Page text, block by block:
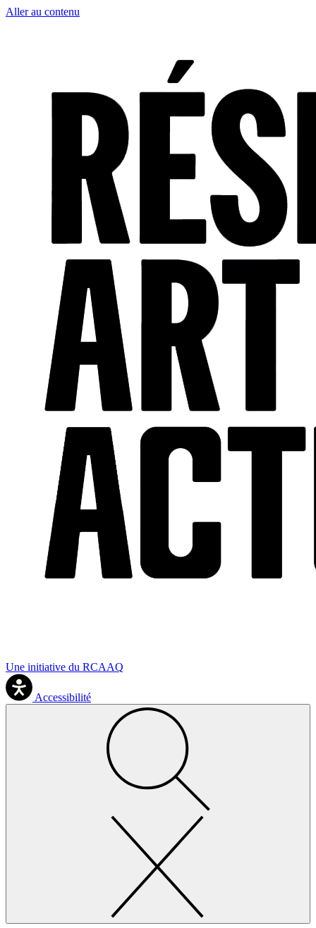
Aller au contenu
Une initiative du RCAAQ
Accessibilité